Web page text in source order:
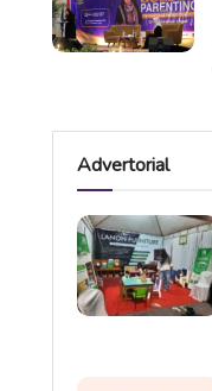
Advertorial